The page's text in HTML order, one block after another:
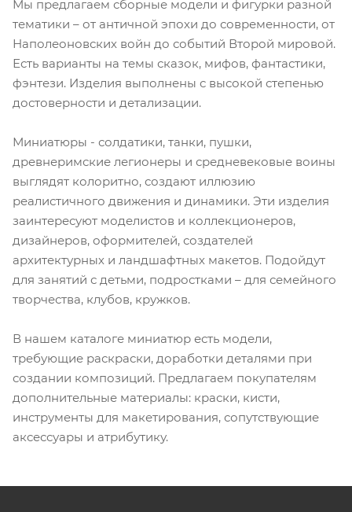
Мы предлагаем сборные модели и фигурки разной
тематики – от античной эпохи до современности, от
Наполеоновских войн до событий Второй мировой.
Есть варианты на темы сказок, мифов, фантастики,
фэнтези. Изделия выполнены с высокой степенью
достоверности и детализации.
Миниатюры - солдатики, танки, пушки,
древнеримские легионеры и средневековые воины
выглядят колоритно, создают иллюзию
реалистичного движения и динамики. Эти изделия
заинтересуют моделистов и коллекционеров,
дизайнеров, оформителей, создателей
архитектурных и ландшафтных макетов. Подойдут
для занятий с детьми, подростками – для семейного
творчества, клубов, кружков.
В нашем каталоге миниатюр есть модели,
требующие раскраски, доработки деталями при
создании композиций. Предлагаем покупателям
дополнительные материалы: краски, кисти,
инструменты для макетирования, сопутствующие
аксессуары и атрибутику.